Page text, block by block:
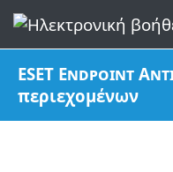
ESET Endpoint
περιεχομένων